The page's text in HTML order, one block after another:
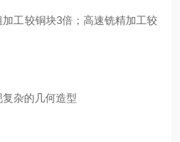
工较铜块3倍；高速铣精加工较
杂的几何造型